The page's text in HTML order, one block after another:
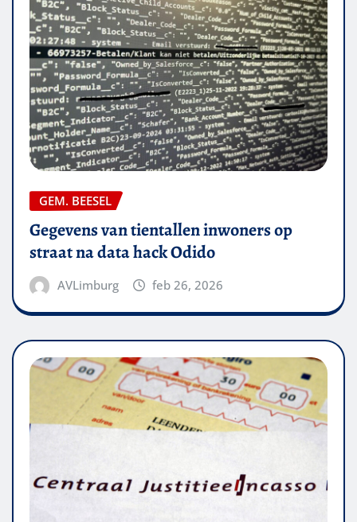
GEM. BEESEL
Gegevens van tientallen inwoners op
straat na data hack Odido
AVLimburg feb 26, 2026